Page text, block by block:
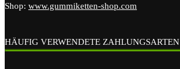
Shop: www.gummiketten-shop.com
HÄUFIG VERWENDETE ZAHLUNGSARTEN